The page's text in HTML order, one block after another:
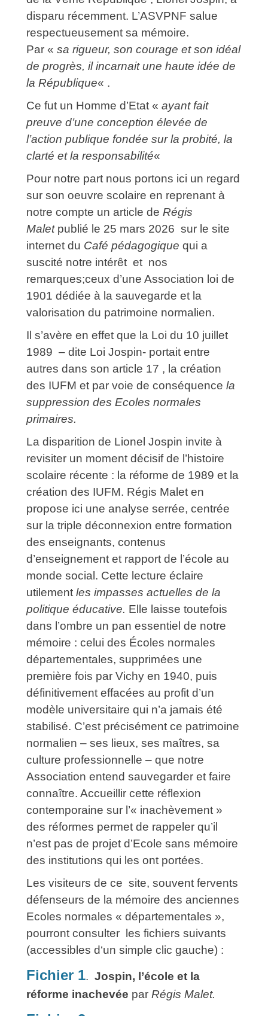
disparu récemment. L’ASVPNF salue
respectueusement sa mémoire.
Par « sa rigueur, son courage et son idéal
de progrès, il incarnait une haute idée de
la République« .
Ce fut un Homme d’Etat « ayant fait
preuve d’une conception élevée de
l’action publique fondée sur la probité, la
clarté et la responsabilité«
Pour notre part nous portons ici un regard
sur son oeuvre scolaire en reprenant à
notre compte un article de Régis
Malet publié le 25 mars 2026 sur le site
internet du Café pédagogique qui a
suscité notre intérêt et nos
remarques;ceux d’une Association loi de
1901 dédiée à la sauvegarde et la
valorisation du patrimoine normalien.
Il s’avère en effet que la Loi du 10 juillet
1989 – dite Loi Jospin- portait entre
autres dans son article 17 , la création
des IUFM et par voie de conséquence la
suppression des Ecoles normales
primaires.
La disparition de Lionel Jospin invite à
revisiter un moment décisif de l’histoire
scolaire récente : la réforme de 1989 et la
création des IUFM. Régis Malet en
propose ici une analyse serrée, centrée
sur la triple déconnexion entre formation
des enseignants, contenus
d’enseignement et rapport de l’école au
monde social. Cette lecture éclaire
utilement les impasses actuelles de la
politique éducative. Elle laisse toutefois
dans l’ombre un pan essentiel de notre
mémoire : celui des Écoles normales
départementales, supprimées une
première fois par Vichy en 1940, puis
définitivement effacées au profit d’un
modèle universitaire qui n’a jamais été
stabilisé. C’est précisément ce patrimoine
normalien – ses lieux, ses maîtres, sa
culture professionnelle – que notre
Association entend sauvegarder et faire
connaître. Accueillir cette réflexion
contemporaine sur l’« inachèvement »
des réformes permet de rappeler qu’il
n’est pas de projet d’Ecole sans mémoire
des institutions qui les ont portées.
Les visiteurs de ce site, souvent fervents
défenseurs de la mémoire des anciennes
Ecoles normales « départementales »,
pourront consulter les fichiers suivants
(accessibles d‘un simple clic gauche) :
Fichier 1. Jospin, l’école et la
réforme inachevée par Régis Malet.